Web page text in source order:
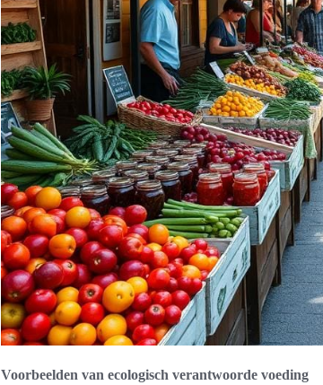
Voorbeelden van ecologisch verantwoorde voeding